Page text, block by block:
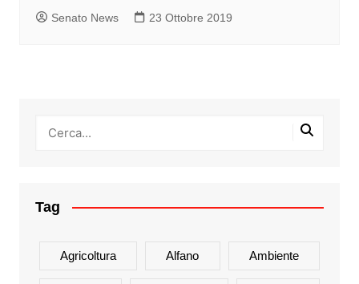
Senato News 23 Ottobre 2019
Tag
Agricoltura Alfano Ambiente